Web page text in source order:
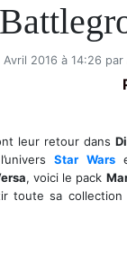
Avril 2016 à 14:26 par
leur retour dans
Star Wars
, voici le pack
toute sa collection